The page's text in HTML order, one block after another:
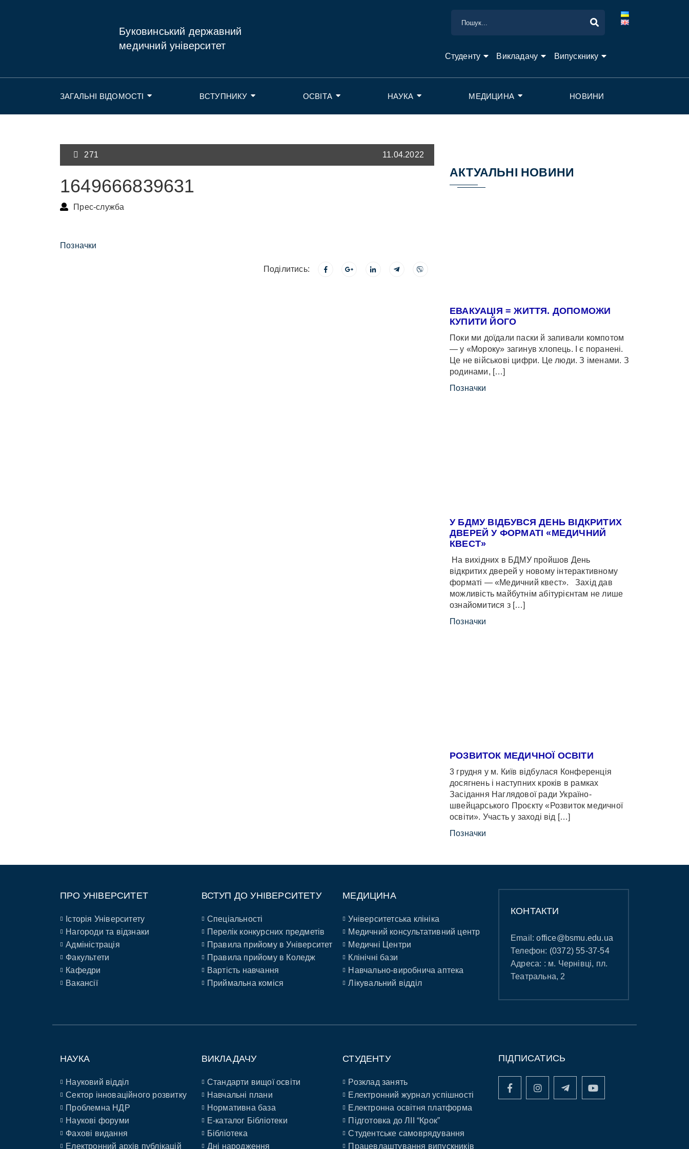
Буковинський державний
медичний університет
Студенту Викладачу Випускнику
ЗАГАЛЬНІ ВІДОМОСТІ ВСТУПНИКУ ОСВІТА НАУКА МЕДИЦИНА НОВИНИ
271 11.04.2022
1649666839631
Прес-служба
Позначки
Поділитись:
АКТУАЛЬНІ НОВИНИ
ЕВАКУАЦІЯ = ЖИТТЯ. ДОПОМОЖИ
КУПИТИ ЙОГО
Поки ми доїдали паски й запивали компотом
— у «Мороку» загинув хлопець. І є поранені.
Це не військові цифри. Це люди. З іменами. З
родинами, […]
Позначки
У БДМУ ВІДБУВСЯ ДЕНЬ ВІДКРИТИХ
ДВЕРЕЙ У ФОРМАТІ «МЕДИЧНИЙ
КВЕСТ»
На вихідних в БДМУ пройшов День
відкритих дверей у новому інтерактивному
форматі — «Медичний квест». Захід дав
можливість майбутнім абітурієнтам не лише
ознайомитися з […]
Позначки
РОЗВИТОК МЕДИЧНОЇ ОСВІТИ
3 грудня у м. Київ відбулася Конференція
досягнень і наступних кроків в рамках
Засідання Наглядової ради Україно-
швейцарського Проєкту «Розвиток медичної
освіти». Участь у заході від […]
Позначки
ПРО УНІВЕРСИТЕТ
Історія Університету
Нагороди та відзнаки
Адміністрація
Факультети
Кафедри
Вакансії
ВСТУП ДО УНІВЕРСИТЕТУ
Спеціальності
Перелік конкурсних предметів
Правила прийому в Університет
Правила прийому в Коледж
Вартість навчання
Приймальна коміся
МЕДИЦИНА
Університетська клініка
Медичний консультативний центр
Медичні Центри
Клінічні бази
Навчально-виробнича аптека
Лікувальний відділ
КОНТАКТИ
Email:office@bsmu.edu.ua
Телефон: (0372) 55-37-54
Адреса: : м. Чернівці, пл.
Театральна, 2
НАУКА
Науковий відділ
Сектор інноваційного розвитку
Проблемна НДР
Наукові форуми
Фахові видання
Електронний архів публікацій
ВИКЛАДАЧУ
Стандарти вищої освіти
Навчальні плани
Нормативна база
E-каталог Бібліотеки
Бібліотека
Дні народження
СТУДЕНТУ
Розклад занять
Електронний журнал успішності
Електронна освітня платформа
Підготовка до ЛІІ “Крок”
Студентське самоврядування
Працевлаштування випускників
ПІДПИСАТИСЬ